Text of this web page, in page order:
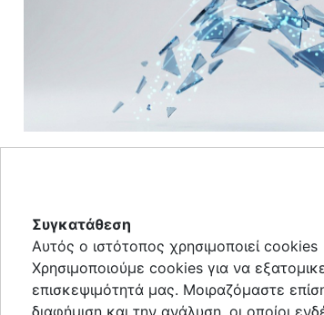
Συγκατάθεση
Αυτός ο ιστότοπος χρησιμοποιεί cookies
Χρησιμοποιούμε cookies για να
επισκεψιμότητά μας. Μοιραζόμαστε
διαφήμιση και την ανάλυση, οι οποίοι